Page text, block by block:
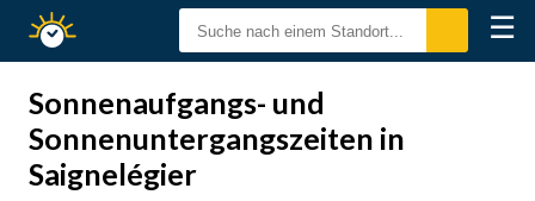
Sonnenzeiten ☰
Sonnenaufgangs- und
Sonnenuntergangszeiten in
Saignelégier